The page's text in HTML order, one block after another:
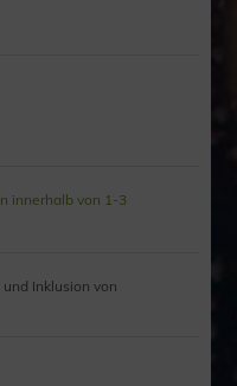
innerhalb von 1-3
Inklusion von